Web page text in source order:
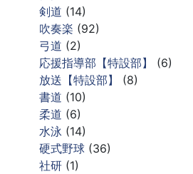
剣道 (14)
吹奏楽 (92)
弓道 (2)
応援指導部【特設部】
(6)
放送【特設部】
(8)
書道 (10)
柔道 (6)
水泳 (14)
硬式野球 (36)
社研 (1)